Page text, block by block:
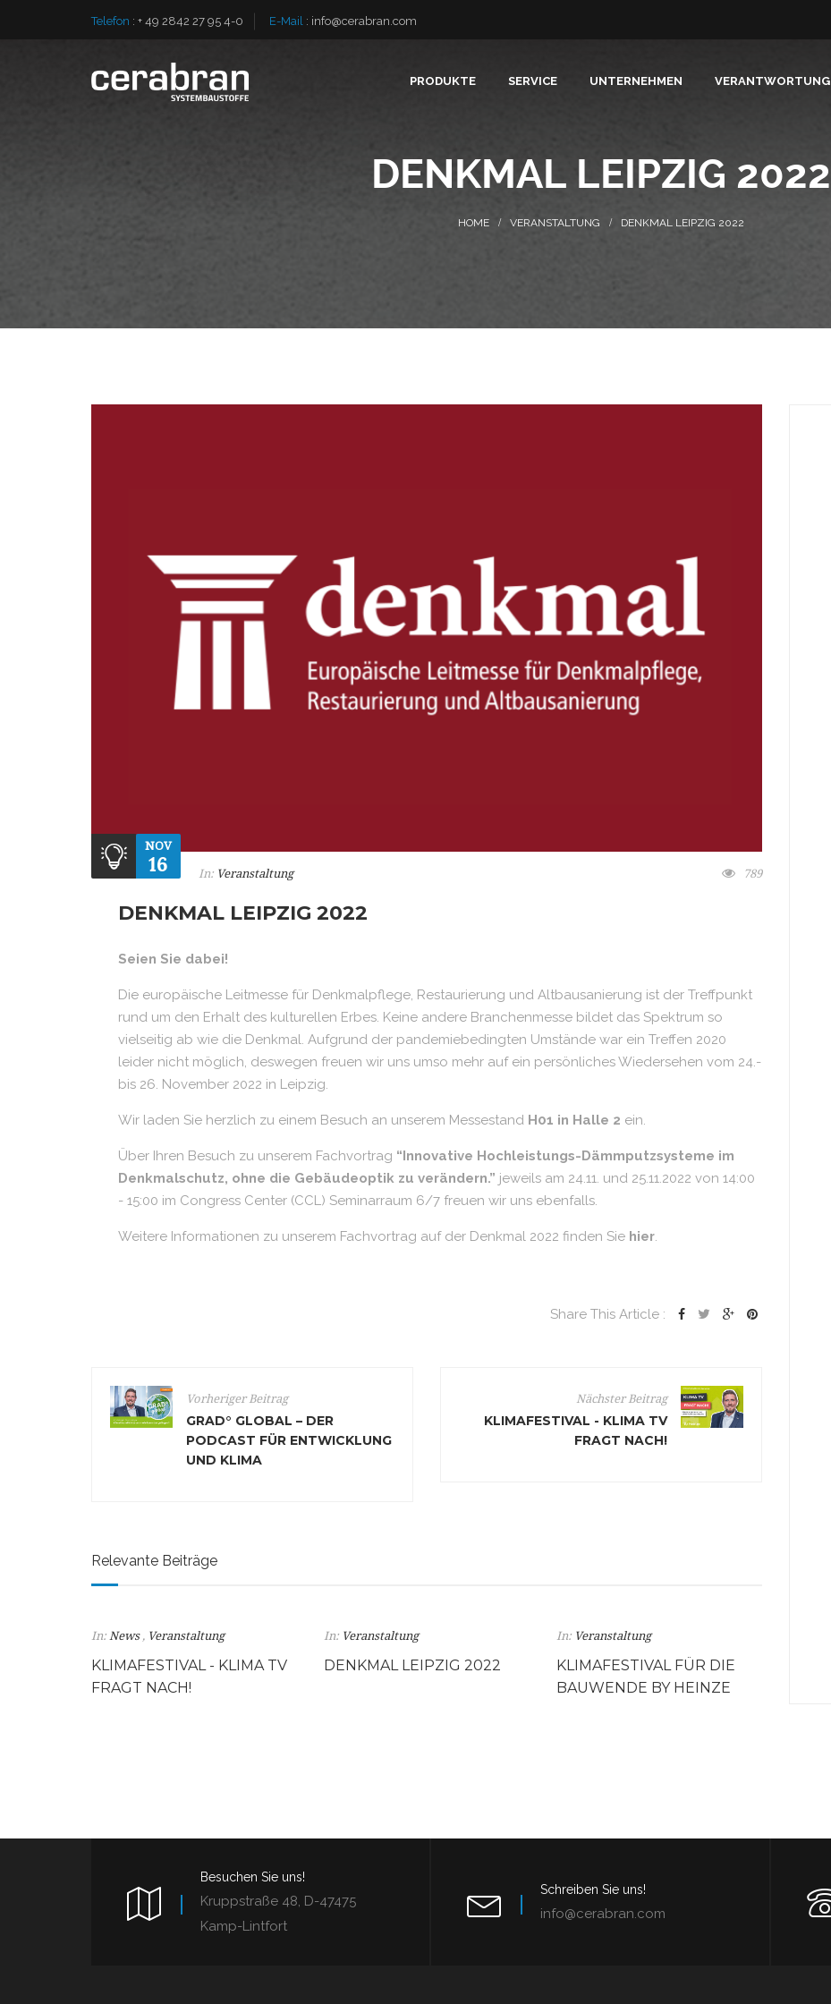
Telefon : + 49 2842 27 95 4-0 E-Mail : info@cerabran.com
PRODUKTE SERVICE UNTERNEHMEN VERANTWORTUNG
DENKMAL LEIPZIG 2022
VERANSTALTUNG DENKMAL LEIPZIG 2022
NOV
16 In: Veranstaltung 789
DENKMAL LEIPZIG 2022
Seien Sie dabei!
Die europäische Leitmesse für Denkmalpflege, Restaurierung und Altbausanierung ist der Treffpunkt
rund um den Erhalt des kulturellen Erbes. Keine andere Branchenmesse bildet das Spektrum so
vielseitig ab wie die Denkmal. Aufgrund der pandemiebedingten Umstände war ein Treffen 2020
leider nicht möglich, deswegen freuen wir uns umso mehr auf ein persönliches Wiedersehen vom 24.-
bis 26. November 2022 in Leipzig.
Wir laden Sie herzlich zu einem Besuch an unserem Messestand H01 in Halle 2 ein.
Über Ihren Besuch zu unserem Fachvortrag “Innovative Hochleistungs-Dämmputzsysteme im
Denkmalschutz, ohne die Gebäudeoptik zu verändern.” jeweils am 24.11. und 25.11.2022 von 14:00
- 15:00 im Congress Center (CCL) Seminarraum 6/7 freuen wir uns ebenfalls.
Weitere Informationen zu unserem Fachvortrag auf der Denkmal 2022 finden Sie hier.
Share This Article :
Vorheriger Beitrag
GRAD° GLOBAL – DER
PODCAST FÜR ENTWICKLUNG
UND KLIMA
Nächster Beitrag
KLIMAFESTIVAL - KLIMA TV
FRAGT NACH!
Relevante Beiträge
In: News, Veranstaltung
KLIMAFESTIVAL - KLIMA TV
FRAGT NACH!
In: Veranstaltung
DENKMAL LEIPZIG 2022
In: Veranstaltung
KLIMAFESTIVAL FÜR DIE
BAUWENDE BY HEINZE
Besuchen Sie uns!
Kruppstraße 48, D-47475
Kamp-Lintfort
Schreiben Sie uns!
info@cerabran.com